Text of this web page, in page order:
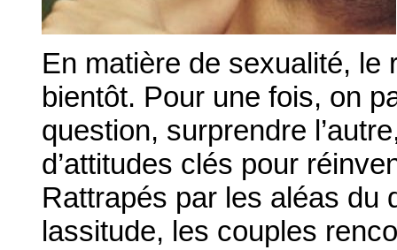
En matière de sexualité, le
bientôt. Pour une fois, on
question, surprendre
d’attitudes clés pour
Rattrapés par les aléas du
lassitude, les couples